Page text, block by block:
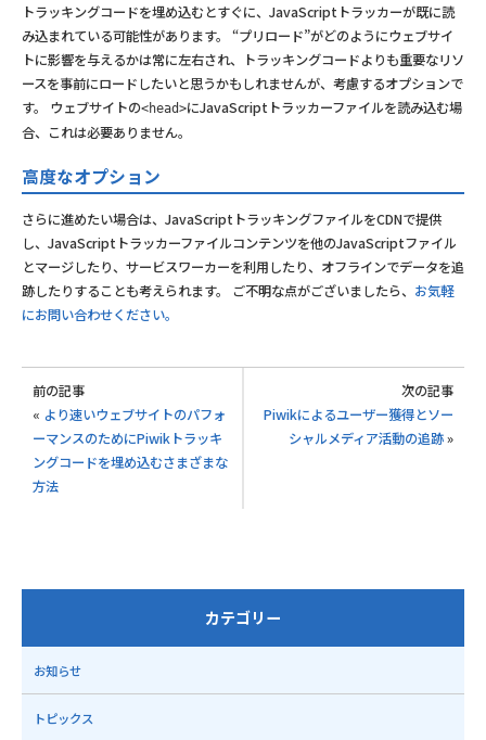
トラッキングコードを埋め込むとすぐに、JavaScriptトラッカーが既に読
み込まれている可能性があります。 “プリロード”がどのようにウェブサイ
トに影響を与えるかは常に左右され、トラッキングコードよりも重要なリソ
ースを事前にロードしたいと思うかもしれませんが、考慮するオプションで
す。 ウェブサイトの<head>にJavaScriptトラッカーファイルを読み込む場
合、これは必要ありません。
高度なオプション
さらに進めたい場合は、JavaScriptトラッキングファイルをCDNで提供
し、JavaScriptトラッカーファイルコンテンツを他のJavaScriptファイル
とマージしたり、サービスワーカーを利用したり、オフラインでデータを追
跡したりすることも考えられます。 ご不明な点がございましたら、 お気軽
にお問い合わせください。
前の記事
« より速いウェブサイトのパフォ
ーマンスのためにPiwikトラッキ
ングコードを埋め込むさまざまな
方法
次の記事
Piwikによるユーザー獲得とソー
シャルメディア活動の追跡»
カテゴリー
お知らせ
トピックス